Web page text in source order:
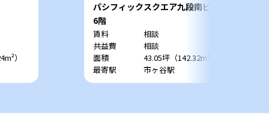
）
パシフィックスクエア九段南ビル
6階
賃料
相談
共益費
相談
面積
43.05坪（142.32m²）
最寄駅
市ヶ谷駅